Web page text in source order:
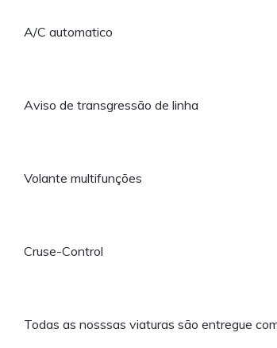
A/C automatico
Aviso de transgressão de linha
Volante multifunções
Cruse-Control
Todas as nosssas viaturas são entregue